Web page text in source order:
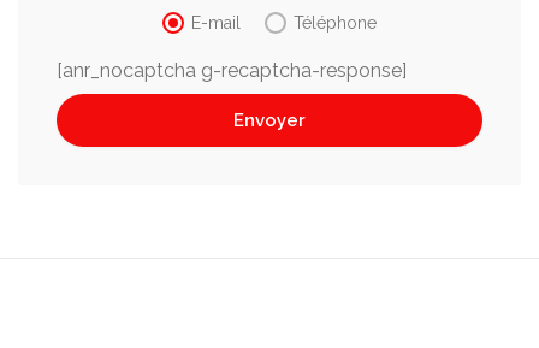
E-mail
Téléphone
[anr_nocaptcha g-recaptcha-response]